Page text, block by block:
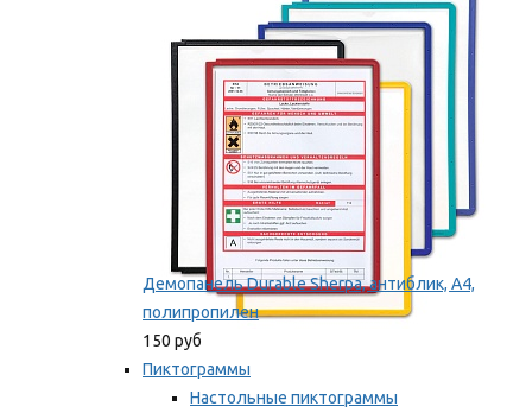
Мы рекомендуем
Демопанель Durable Sherpa, антиблик, А4,
полипропилен
150 руб
Пиктограммы
Настольные пиктограммы